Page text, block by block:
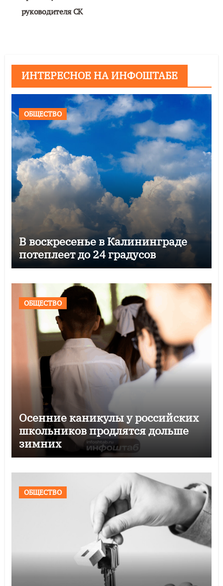
руководителя СК
ИНТЕРЕСНОЕ НА ИНФОШТАБЕ
ОБЩЕСТВО
В воскресенье в Калининграде
потеплеет до 24 градусов
ОБЩЕСТВО
Осенние каникулы у российских
школьников продлятся дольше
зимних
ОБЩЕСТВО